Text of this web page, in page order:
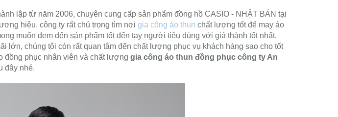
lập từ năm 2006, chuyên cung cấp sản phẩm đồng hồ CASIO - NHẬT BẢN tại
hiệu, công ty rất chú trọng tìm nơi gia công áo thun chất lượng tốt để may áo
muốn đem đến sản phẩm tốt đến tay người tiêu dùng với giá thành tốt nhất,
lớn, chúng tôi còn rất quan tâm đến chất lượng phục vụ khách hàng sao cho tốt
đồng phục nhân viên và chất lượng gia công áo thun đồng phục công ty An
đây nhé.